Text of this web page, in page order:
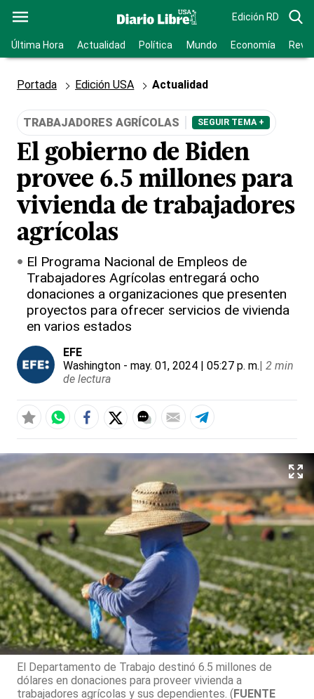
Edición RD
Última Hora Actualidad Política Mundo Economía
Portada Edición USA Actualidad
TRABAJADORES AGRÍCOLAS SEGUIR TEMA +
El gobierno de Biden
provee 6.5 millones para
vivienda de trabajadores
agrícolas
El Programa Nacional de Empleos de
Trabajadores Agrícolas entregará ocho
donaciones a organizaciones que presenten
proyectos para ofrecer servicios de vivienda
en varios estados
EFE
Washington - may. 01, 2024 | 05:27 p. m.| 2 min
de lectura
El Departamento de Trabajo destinó 6.5 millones de
dólares en donaciones para proveer vivienda a
trabajadores agrícolas y sus dependientes. (FUENTE